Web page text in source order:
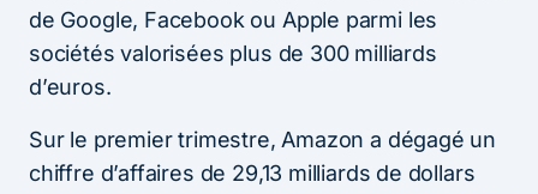
de Google, Facebook ou Apple parmi les
sociétés valorisées plus de 300 milliards
d’euros.
Sur le premier trimestre, Amazon a dégagé un
chiffre d’affaires de 29,13 milliards de dollars